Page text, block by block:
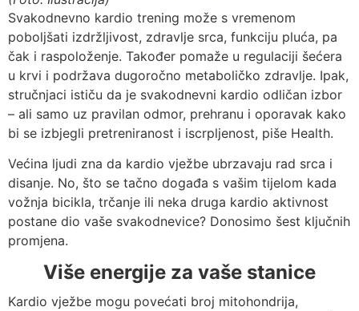
Svakodnevno kardio trening može s vremenom
poboljšati izdržljivost, zdravlje srca, funkciju pluća, pa
čak i raspoloženje. Također pomaže u regulaciji šećera
u krvi i podržava dugoročno metaboličko zdravlje. Ipak,
stručnjaci ističu da je svakodnevni kardio odličan izbor
– ali samo uz pravilan odmor, prehranu i oporavak kako
bi se izbjegli pretreniranost i iscrpljenost, piše Health.
Većina ljudi zna da kardio vježbe ubrzavaju rad srca i
disanje. No, što se tačno događa s vašim tijelom kada
vožnja bicikla, trčanje ili neka druga kardio aktivnost
postane dio vaše svakodnevice? Donosimo šest ključnih
promjena.
Više energije za vaše stanice
Kardio vježbe mogu povećati broj mitohondrija,